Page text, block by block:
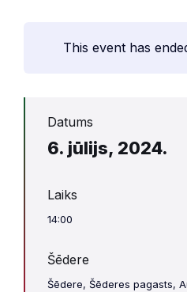
This event has
Datums
6. jūlijs, 2024.
Laiks
14:00
Šēdere
Šēdere, Šēderes pagasts,